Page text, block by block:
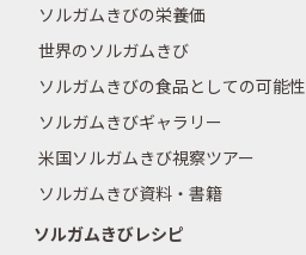
ソルガムきびの栄養価
世界のソルガムきび
ソルガムきびの食品としての可能性
ソルガムきびギャラリー
米国ソルガムきび視察ツアー
ソルガムきび資料・書籍
ソルガムきびレシピ